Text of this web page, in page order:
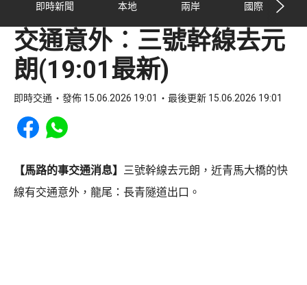
即時新聞 本地 兩岸 國際
交通意外︰三號幹線去元
朗(19:01最新)
即時交通 發佈 15.06.2026 19:01 最後更新 15.06.2026 19:01
Share to Facebook
Share to WhatsApp
【馬路的事交通消息】 三號幹線去元朗，近青馬大橋的快
線有交通意外，龍尾：長青隧道出口。